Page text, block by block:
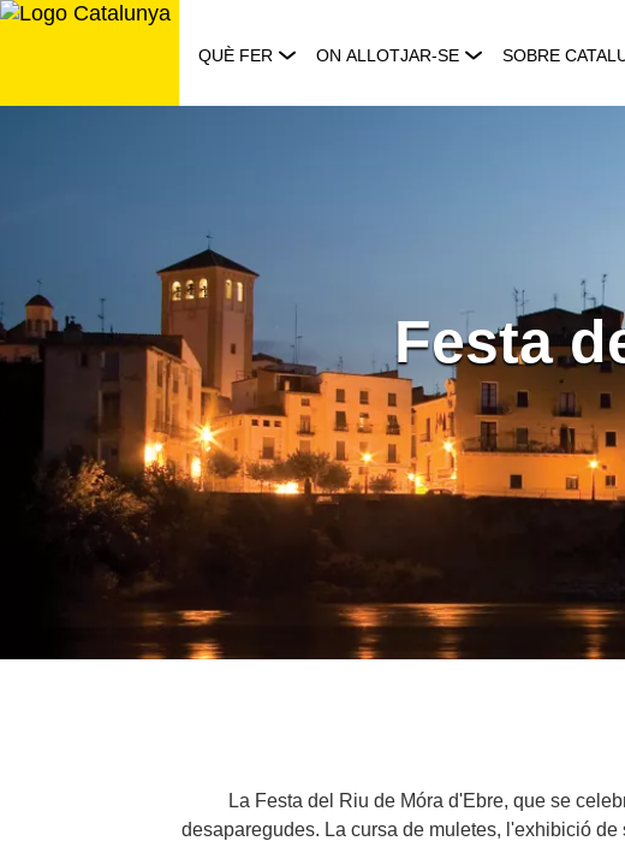
Saltar
QUÈ FER ON ALLOTJAR-SE SOBRE
Festa
La Festa del Riu de Móra d'Ebre, que se
desaparegudes. La cursa de muletes, l'exhibició